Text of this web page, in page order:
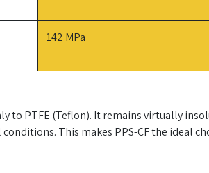
142 MPa
to PTFE (Teflon). It remains virtually
This makes PPS-CF the ideal